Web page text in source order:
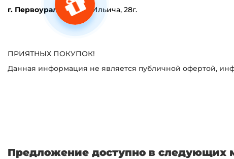
г. Первоуральск, пр-т Ильича, 28г.
ПРИЯТНЫХ ПОКУПОК!
Данная информация не является публичной офертой,
Предложение доступно в следующих